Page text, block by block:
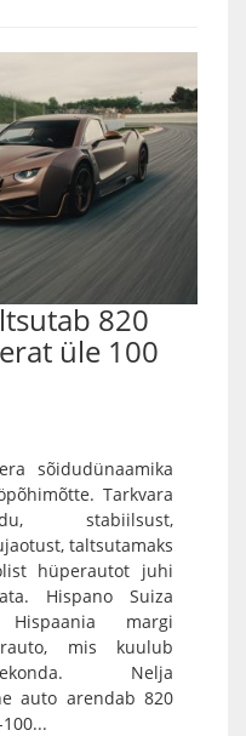
820
üle 100
sõidudünaamika
Tarkvara
stabiilsust,
taltsutamaks
hüperautot juhi
Hispano Suiza
margi
mis kuulub
Nelja
auto arendab 820